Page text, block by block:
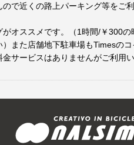
で近くの路上パーキング等をご
オススメです。（1時間/￥300の
また店舗地下駐車場もTimesの
サービスはありませんがご利用